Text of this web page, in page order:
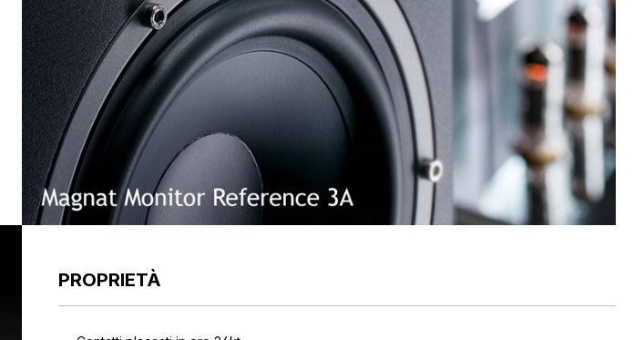
PROPRIETÀ